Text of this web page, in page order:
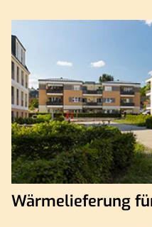
Wärmelieferung